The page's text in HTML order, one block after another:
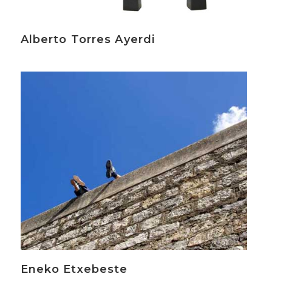
Alberto Torres Ayerdi
Eneko Etxebeste